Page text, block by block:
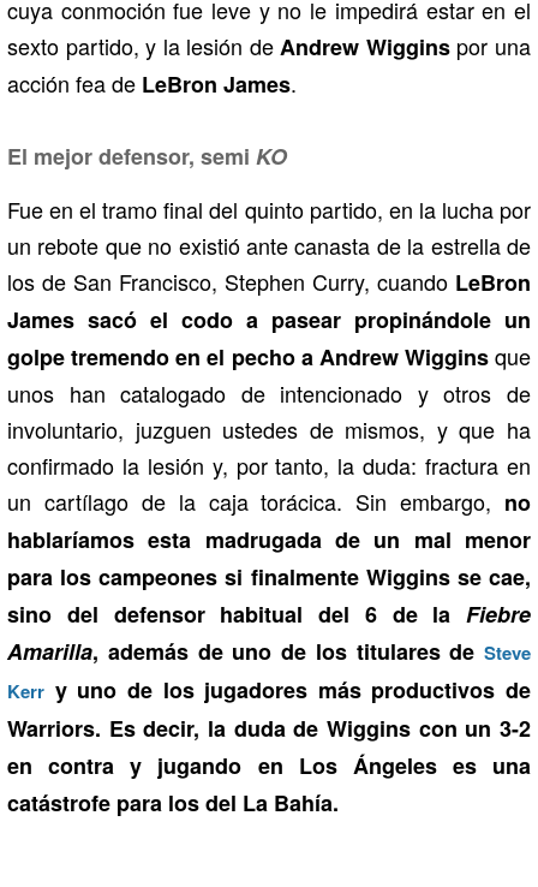
cuya conmoción fue leve y no le impedirá estar en el
sexto partido, y la lesión deAndrew Wigginspor una
acción fea de LeBron James.
El mejor defensor, semi KO
Fue en el tramo final del quinto partido, en la lucha por
un rebote que no existió ante canasta de la estrella de
los de San Francisco, Stephen Curry, cuando LeBron
James sacó el codo a pasear propinándole un
golpe tremendo en el pecho a Andrew Wigginsque
unos han catalogado de intencionado y otros de
involuntario, juzguen ustedes de mismos, y que ha
confirmado la lesión y, por tanto, la duda: fractura en
un cartílago de la caja torácica. Sin embargo, no
hablaríamos esta madrugada de un mal menor
para los campeones si finalmente Wiggins se cae,
sino del defensor habitual del 6 de la Fiebre
Amarilla, además de uno de los titulares de Steve
Kerr y uno de los jugadores más productivos de
Warriors. Es decir, la duda de Wiggins con un 3-2
en contra y jugando en Los Ángeles es una
catástrofe para los del La Bahía.